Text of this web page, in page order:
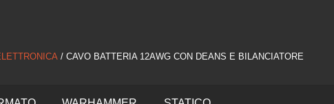
/ CAVO BATTERIA 12AWG CON DEANS E BILANCIATORE